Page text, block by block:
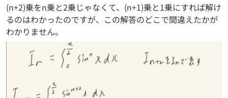
(n+2)乗をn乗と2乗じゃなくて、(n+1)乗と1乗にすれば解け
るのはわかったのですが、この解答のどこで間違えたかが
わかりません。